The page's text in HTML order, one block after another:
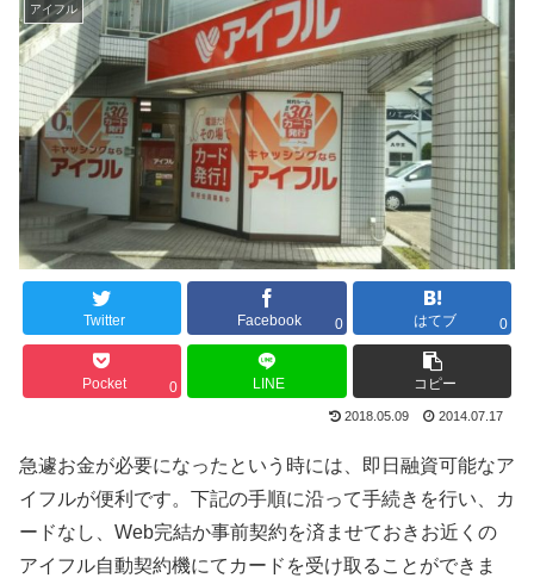
アイフル
Twitter Facebook 0 はてブ 0
Pocket 0 LINE コピー
2018.05.09 2014.07.17
急遽お金が必要になったという時には、即日融資可能なア
イフルが便利です。下記の手順に沿って手続きを行い、カ
ードなし、Web完結か事前契約を済ませておきお近くの
アイフル自動契約機にてカードを受け取ることができま